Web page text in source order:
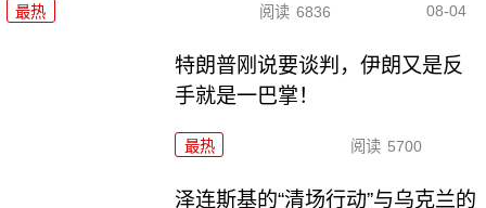
最热 阅读 6836 08-04
特朗普刚说要谈判，伊朗又是反
手就是一巴掌！
最热 阅读 5700
泽连斯基的“清场行动”与乌克兰的